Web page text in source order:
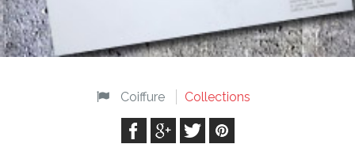
Coiffure Collections